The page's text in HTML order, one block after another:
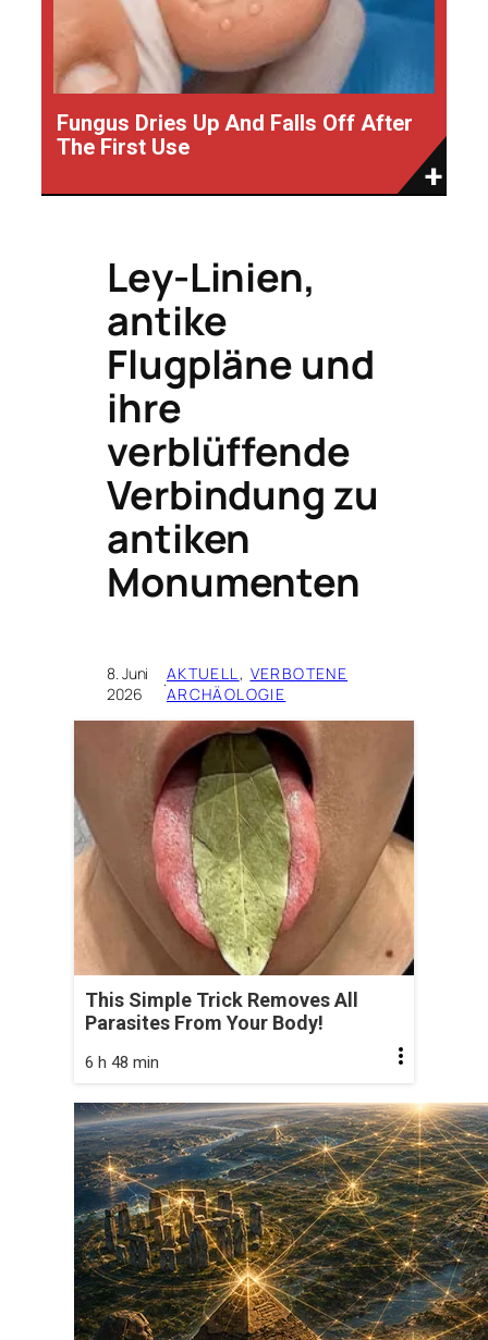
Fungus Dries Up And Falls Off After
The First Use
Ley-Linien,
antike
Flugpläne und
ihre
verblüffende
Verbindung zu
antiken
Monumenten
8. Juni
2026
·AKTUELL, VERBOTENE
ARCHÄOLOGIE
This Simple Trick Removes All
Parasites From Your Body!
6 h 48 min